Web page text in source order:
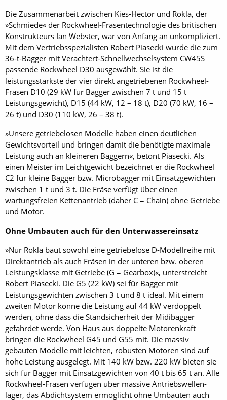
Die Zusammenarbeit zwischen Kies-Hector und Rokla, der
»Schmiede« der Rock­wheel-Fräsentechnologie des britischen
Konstrukteurs Ian Webster, war von Anfang an unkompliziert.
Mit dem Vertriebsspezialisten Robert Piasecki wurde die zum
36-t-Bagger mit Verachtert-Schnellwechselsystem CW45S
passende Rock­wheel D30 ausgewählt. Sie ist die
leistungsstärkste der vier direkt angetriebenen Rock­wheel-
Fräsen D10 (29 kW für Bagger zwischen 7 t und 15 t
Leistungsgewicht), D15 (44 kW, 12 – 18 t), D20 (70 kW, 16 –
26 t) und D30 (110 kW, 26 – 38 t).
»Unsere getriebelosen Modelle haben einen deutlichen
Gewichtsvorteil und bringen damit die benötigte maximale
Leistung auch an kleineren Baggern«, betont Piasecki. Als
einen Meister im Leichtgewicht bezeichnet er die Rock­wheel
C2 für kleine Bagger bzw. Microbagger mit Einsatzgewichten
zwischen 1 t und 3 t. Die Fräse verfügt über einen
wartungsfreien Kettenantrieb (daher C = Chain) ohne Getriebe
und Motor.
Ohne Umbauten auch für den Unterwassereinsatz
»Nur Rokla baut sowohl eine getriebelose D-Modellreihe mit
Direktantrieb als auch Fräsen in der unteren bzw. oberen
Leistungsklasse mit Getriebe (G = ­Gear­box)«, unterstreicht
Robert Piasecki. Die G5 (22 kW) sei für Bagger mit
Leistungsgewichten zwischen 3 t und 8 t ideal. Mit einem
zweiten Motor könne die Leistung auf 44 kW verdoppelt
werden, ohne dass die Standsicherheit der Midibagger
gefährdet werde. Von Haus aus doppelte Motorenkraft
bringen die Rock­wheel G45 und G55 mit. Die massiv
gebauten Modelle mit leichten, robusten Motoren sind auf
hohe Leistung ausgelegt. Mit 140 kW bzw. 220 kW bieten sie
sich für Bagger mit Einsatzgewichten von 40 t bis 65 t an. Alle
Rock­wheel-Fräsen verfügen über massive Antriebswellen­
lager, das Abdichtsystem ermöglicht ohne Umbauten auch